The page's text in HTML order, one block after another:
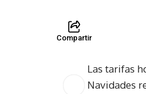
Compartir
Las tarifas
Navidades